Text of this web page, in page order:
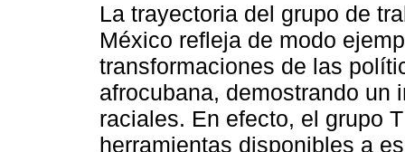
La trayectoria del grupo de
México refleja de modo
transformaciones de las
afrocubana, demostrando un
raciales. En efecto, el grupo
herramientas disponibles a